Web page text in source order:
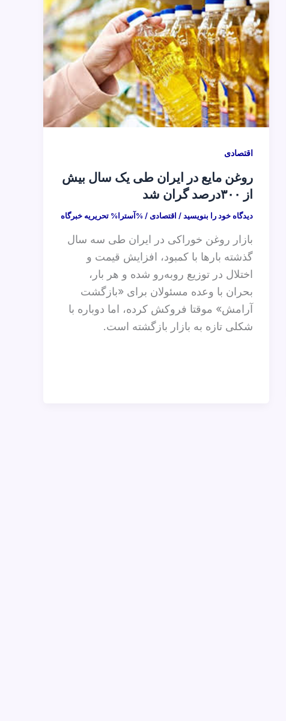
اقتصادی
روغن مایع در ایران طی یک سال بیش
از ۳۰۰درصد گران شد
دیدگاه‌ خود را بنویسید/ اقتصادی/ %آسترا% تحریریه خبرگاه
بازار روغن خوراکی در ایران طی سه سال
گذشته بارها با کمبود، افزایش قیمت و
اختلال در توزیع روبه‌رو شده و هر بار،
بحران با وعده مسئولان برای «بازگشت
آرامش» موقتا فروکش کرده، اما دوباره با
شکلی تازه به بازار بازگشته است.